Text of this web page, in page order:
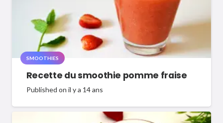
SMOOTHIES
Recette du smoothie pomme fraise
Published on il y a 14 ans